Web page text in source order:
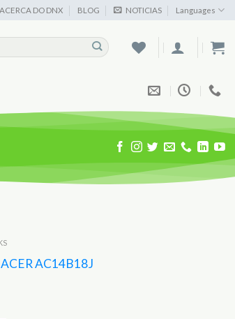
ACERCA DO DNX BLOG NOTICIAS Languages
AC14B18J